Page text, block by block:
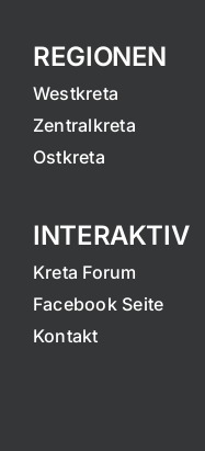
REGIONEN
Westkreta
Zentralkreta
Ostkreta
INTERAKTIV
Kreta Forum
Facebook Seite
Kontakt